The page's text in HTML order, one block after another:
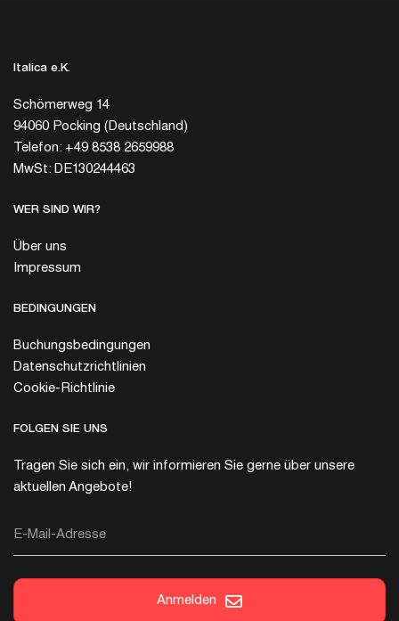
Italica e.K.
Schömerweg 14
94060 Pocking (Deutschland)
Telefon: +49 8538 2659988
MwSt: DE130244463
WER SIND WIR?
Über uns
Impressum
BEDINGUNGEN
Buchungsbedingungen
Datenschutzrichtlinien
Cookie-Richtlinie
FOLGEN SIE UNS
Tragen Sie sich ein, wir informieren Sie gerne über unsere
aktuellen Angebote!
E-Mail-Adresse
Anmelden